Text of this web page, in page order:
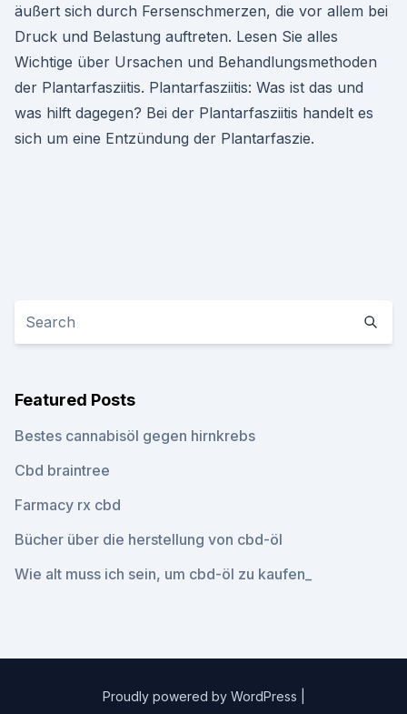
äußert sich durch Fersenschmerzen, die vor allem bei
Druck und Belastung auftreten. Lesen Sie alles
Wichtige über Ursachen und Behandlungsmethoden
der Plantarfasziitis. Plantarfasziitis: Was ist das und
was hilft dagegen? Bei der Plantarfasziitis handelt es
sich um eine Entzündung der Plantarfaszie.
Featured Posts
Bestes cannabisöl gegen hirnkrebs
Cbd braintree
Farmacy rx cbd
Bücher über die herstellung von cbd-öl
Wie alt muss ich sein, um cbd-öl zu kaufen_
Proudly powered by WordPress